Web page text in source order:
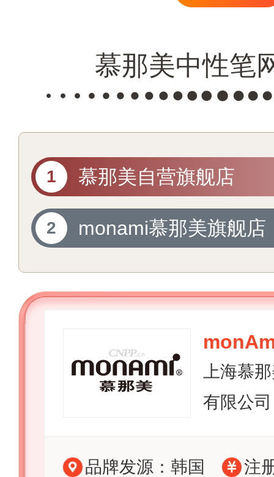
慕那美中性笔
慕那美自营旗舰店
monami慕那美旗舰店
上海慕
有限公司
品牌发源：韩国 注